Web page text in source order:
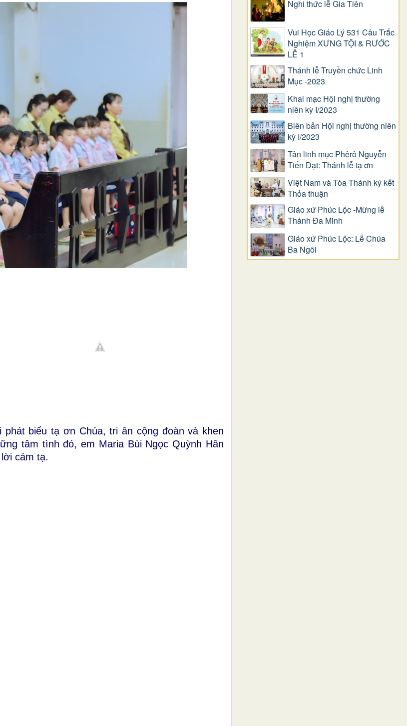
biểu tạ ơn Chúa, tri ân cộng đoàn và khen
tâm tình đó, em Maria Bùi Ngọc Quỳnh Hân
cảm tạ.
Nghi thức lễ Gia Tiên
Vui Học Giáo Lý 531 Câu Trắc
Nghiệm XƯNG TỘI & RƯỚC
LỄ 1
Thánh lễ Truyền chức Linh
Mục -2023
Khai mạc Hội nghị thường
niên kỳ I/2023
Biên bản Hội nghị thường niên
kỳ I/2023
Tân linh mục Phêrô Nguyễn
Tiến Đạt: Thánh lễ tạ ơn
Việt Nam và Tòa Thánh ký kết
Thỏa thuận
Giáo xứ Phúc Lộc -Mừng lễ
Thánh Đa Minh
Giáo xứ Phúc Lộc: Lễ Chúa
Ba Ngôi